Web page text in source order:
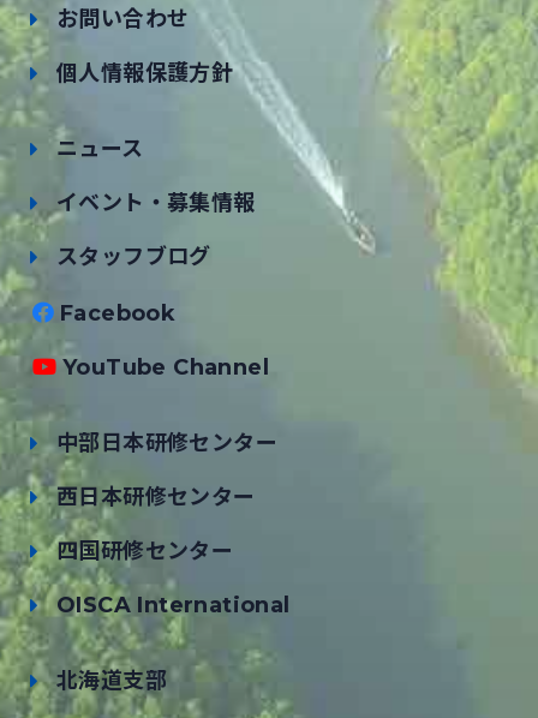
お問い合わせ
個人情報保護方針
ニュース
イベント・募集情報
スタッフブログ
Facebook
YouTube Channel
中部日本研修センター
西日本研修センター
四国研修センター
OISCA International
北海道支部